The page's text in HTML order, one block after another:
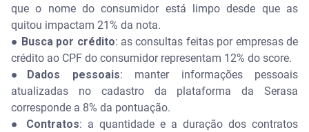
que o nome do consumidor está limpo desde que as
quitou impactam 21% da nota.
● Busca por crédito: as consultas feitas por empresas de
crédito ao CPF do consumidor representam 12% do score.
●Dados pessoais: manter informações pessoais
atualizadas no cadastro da plataforma da Serasa
corresponde a 8% da pontuação.
● Contratos: a quantidade e a duração dos contratos